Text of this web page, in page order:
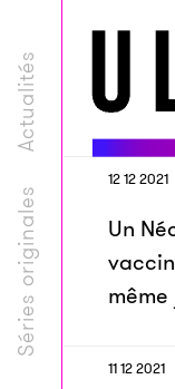
Séries originales
Actualités
12 12 2021
Un
11 12 2021